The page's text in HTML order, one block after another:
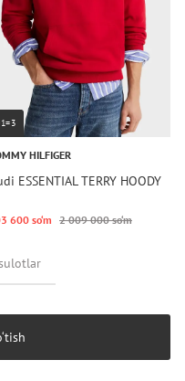
HILFIGER
ESSENTIAL TERRY HOODY
600 so‘m 2 009 000 so‘m